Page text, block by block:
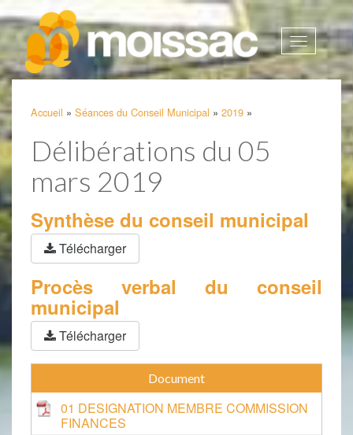
Afficher
la
Accueil » Séances du Conseil Municipal » 2019 »
Délibérations du 05
mars 2019
Synthèse du conseil municipal
Télécharger
Procès verbal du conseil
municipal
Télécharger
01 DESIGNATION MEMBRE COMMISSION
FINANCES